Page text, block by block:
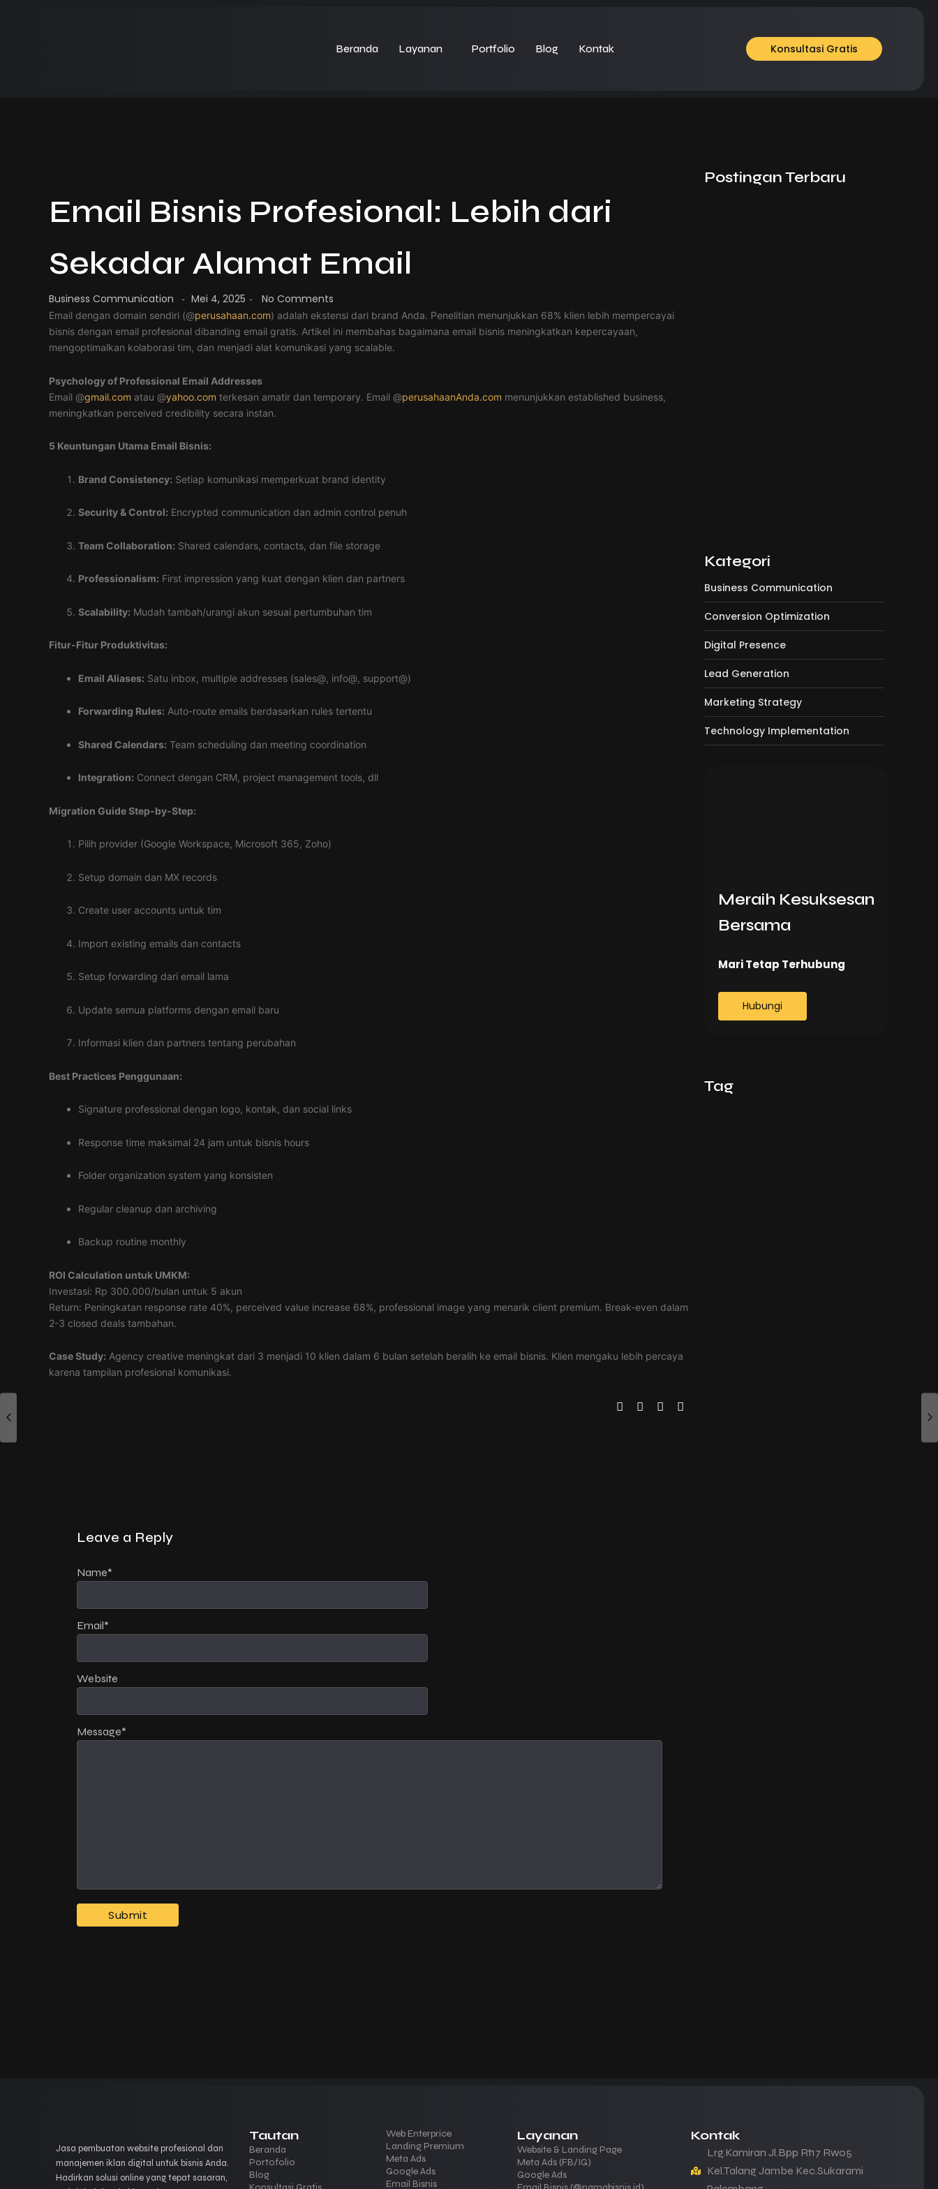
Beranda Layanan Portfolio Blog Kontak Konsultasi Gratis
Email Bisnis Profesional: Lebih dari
Sekadar Alamat Email
Business Communication - Mei 4, 2025 - No Comments
Email dengan domain sendiri (@perusahaan.com) adalah ekstensi dari brand Anda. Penelitian menunjukkan 68% klien lebih mempercayai
bisnis dengan email profesional dibanding email gratis. Artikel ini membahas bagaimana email bisnis meningkatkan kepercayaan,
mengoptimalkan kolaborasi tim, dan menjadi alat komunikasi yang scalable.
Psychology of Professional Email Addresses
Email @gmail.com atau @yahoo.com terkesan amatir dan temporary. Email @perusahaanAnda.com menunjukkan established business,
meningkatkan perceived credibility secara instan.
5 Keuntungan Utama Email Bisnis:
Brand Consistency: Setiap komunikasi memperkuat brand identity
Security & Control: Encrypted communication dan admin control penuh
Team Collaboration: Shared calendars, contacts, dan file storage
Professionalism: First impression yang kuat dengan klien dan partners
Scalability: Mudah tambah/urangi akun sesuai pertumbuhan tim
Fitur-Fitur Produktivitas:
Email Aliases: Satu inbox, multiple addresses (sales@, info@, support@)
Forwarding Rules: Auto-route emails berdasarkan rules tertentu
Shared Calendars: Team scheduling dan meeting coordination
Integration: Connect dengan CRM, project management tools, dll
Migration Guide Step-by-Step:
Pilih provider (Google Workspace, Microsoft 365, Zoho)
Setup domain dan MX records
Create user accounts untuk tim
Import existing emails dan contacts
Setup forwarding dari email lama
Update semua platforms dengan email baru
Informasi klien dan partners tentang perubahan
Best Practices Penggunaan:
Signature professional dengan logo, kontak, dan social links
Response time maksimal 24 jam untuk bisnis hours
Folder organization system yang konsisten
Regular cleanup dan archiving
Backup routine monthly
ROI Calculation untuk UMKM:
Investasi: Rp 300.000/bulan untuk 5 akun
Return: Peningkatan response rate 40%, perceived value increase 68%, professional image yang menarik client premium. Break-even dalam
2-3 closed deals tambahan.
Case Study: Agency creative meningkat dari 3 menjadi 10 klien dalam 6 bulan setelah beralih ke email bisnis. Klien mengaku lebih percaya
karena tampilan profesional komunikasi.
Leave a Reply
Message*
Name*
Email*
Website
Postingan Terbaru
Kategori
Business Communication
Conversion Optimization
Digital Presence
Lead Generation
Marketing Strategy
Technology Implementation
Meraih Kesuksesan
Bersama
Mari Tetap Terhubung
Hubungi
Tag
Jasa pembuatan website profesional dan
manajemen iklan digital untuk bisnis Anda.
Hadirkan solusi online yang tepat sasaran,
Tautan
Beranda
Portofolio
Blog
Web Enterprice
Landing Premium
Meta Ads
Google Ads
Email Bisnis
Layanan
Website & Landing Page
Meta Ads (FB/IG)
Google Ads
Kontak
Lrg.Kamiran Jl.Bpp Rt17 Rw05
Kel.Talang Jambe Kec.Sukarami